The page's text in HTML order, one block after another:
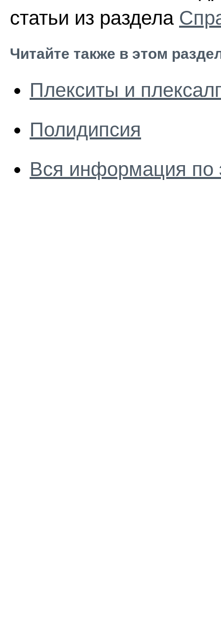
статьи из раздела
Читайте также в этом
Плекситы и
Полидипсия
Вся информация по